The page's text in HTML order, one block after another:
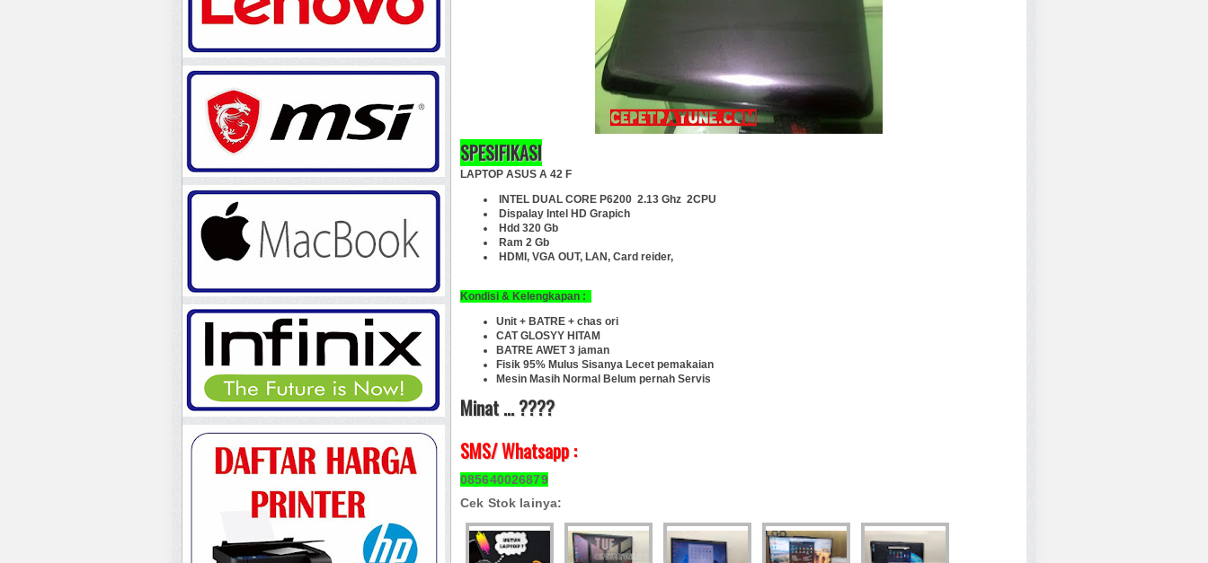
SPESIFIKASI
LAPTOP ASUS A 42 F
INTEL DUAL CORE P6200 2.13 Ghz 2CPU
Dispalay Intel HD Grapich
Hdd 320 Gb
Ram 2 Gb
HDMI, VGA OUT, LAN, Card reider,
Kondisi & Kelengkapan :
Unit + BATRE + chas ori
CAT GLOSYY HITAM
BATRE AWET 3 jaman
Fisik 95% Mulus Sisanya Lecet pemakaian
Mesin Masih Normal Belum pernah Servis
Minat ... ????
SMS/ Whatsapp :
085640026879
Cek Stok lainya: